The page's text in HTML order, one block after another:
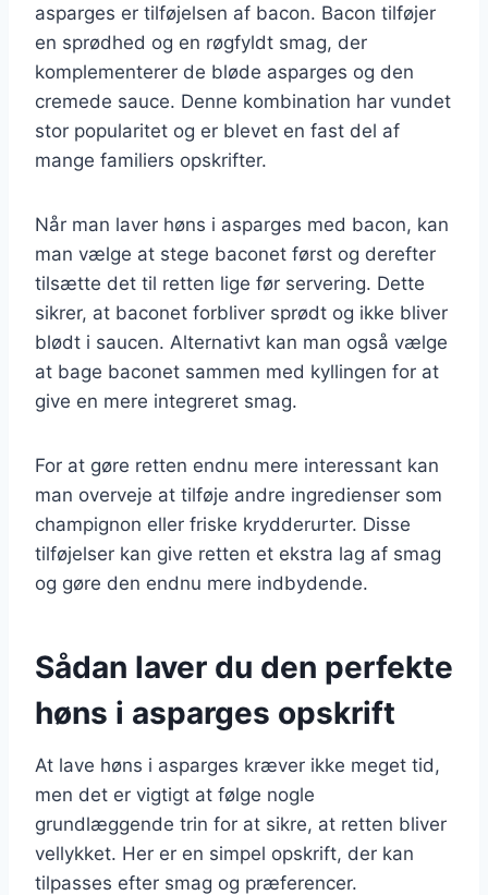
asparges er tilføjelsen af bacon. Bacon tilføjer
en sprødhed og en røgfyldt smag, der
komplementerer de bløde asparges og den
cremede sauce. Denne kombination har vundet
stor popularitet og er blevet en fast del af
mange familiers opskrifter.
Når man laver høns i asparges med bacon, kan
man vælge at stege baconet først og derefter
tilsætte det til retten lige før servering. Dette
sikrer, at baconet forbliver sprødt og ikke bliver
blødt i saucen. Alternativt kan man også vælge
at bage baconet sammen med kyllingen for at
give en mere integreret smag.
For at gøre retten endnu mere interessant kan
man overveje at tilføje andre ingredienser som
champignon eller friske krydderurter. Disse
tilføjelser kan give retten et ekstra lag af smag
og gøre den endnu mere indbydende.
Sådan laver du den perfekte
høns i asparges opskrift
At lave høns i asparges kræver ikke meget tid,
men det er vigtigt at følge nogle
grundlæggende trin for at sikre, at retten bliver
vellykket. Her er en simpel opskrift, der kan
tilpasses efter smag og præferencer.